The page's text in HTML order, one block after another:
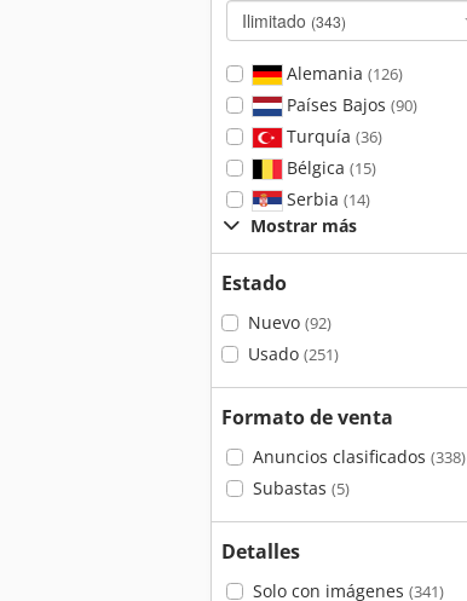
Ilimitado (343)
Alemania (126)
Países Bajos (90)
Turquía (36)
Bélgica (15)
Serbia (14)
Mostrar más
Estado
Nuevo (92)
Usado (251)
Formato de venta
Anuncios clasificados (338)
Subastas (5)
Detalles
Solo con imágenes (341)